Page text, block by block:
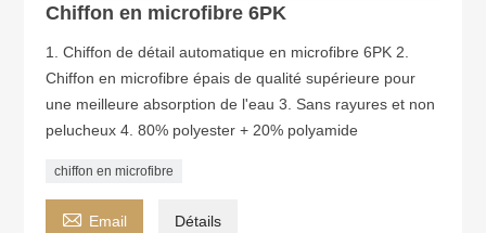
Chiffon en microfibre 6PK
1. Chiffon de détail automatique en microfibre 6PK 2.
Chiffon en microfibre épais de qualité supérieure pour
une meilleure absorption de l'eau 3. Sans rayures et non
pelucheux 4. 80% polyester + 20% polyamide
chiffon en microfibre
 Email Détails